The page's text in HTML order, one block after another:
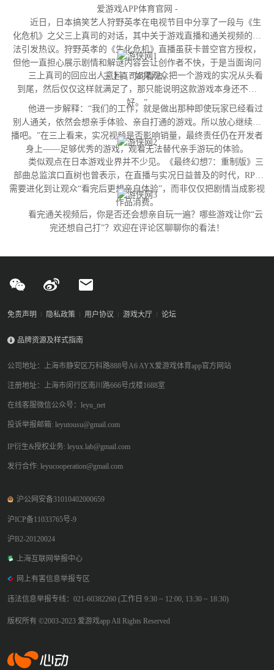
爱游戏APP体育官网 -
近日，日本搞笑艺人狩野英孝在电视节目中分享了一段与《生
化危机》之父三上真司的对话，其中关于游戏直播和通关视频的看
法引发热议。狩野英孝的《生化危机》直播虽获卡普空官方授权，
但他一直担心展示剧情和解谜内容会让创作者不快，于是当面询问
三上真司的看法。
三上真司的回应出人意料：“如果观众把一个游戏的实况从头看
到尾，然后仅仅这样就满足了，那只能说明这款游戏本身还不够
好。”
他进一步解释：“我们的工作，就是做出那种即使玩家已经看过
别人通关，依然会想亲手体验、亲自打通的游戏。所以放心继续直
播吧。”在三上看来，实况视频是否影响销量，最终责任仍在开发者
身上——足够优秀的游戏，观看无法替代亲手游玩的体验。
类似观点在日本游戏业界并不少见。《最终幻想7：重制版》三
部曲总监滨口直树也曾表示，在直播与实况日益普及的时代，RPG
需要进化到让观众“看完后更想亲自体验”，而非仅仅把剧情当成影视
作品消费。
看完通关视频后，你是否还会想亲自玩一遍？哪些游戏让你“云
完还想自己打”？欢迎在评论区聊聊你的看法！
免责声明 隐私政策 用户协议 游戏大厅 论坛
品牌资源及样式指南
公司地址：上海市静安区万科路888号A6 AYX爱游戏体育app官方网站
注册地址：上海市闵行区南川路666号戊楼1688室
在线客服微信公众号：leyu_net
投诉举报邮箱: leyutousu@gmail.com
IP衍生&授权业务: leyux.lab@gmail.com
发行合作: leyucooperation@gmail.com
沪公网安备31010402000659
沪ICP备11033765号-9
沪B2-20120024
上海互联网举报中心
网上有害信息举报专区
违法信息举报专线：021-60382260 (工作日 9:30 ~ 12:00, 13:30 ~ 18:30)
版权所有 ©2003-2023 爱游戏app All Rights Reserved
爱游戏app体育